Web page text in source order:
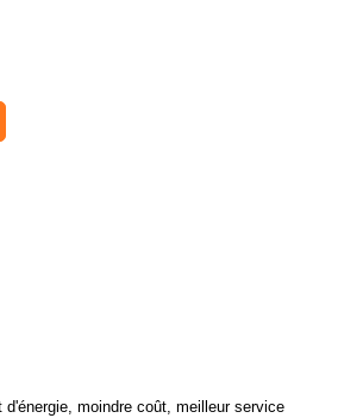
d'énergie, moindre coût, meilleur service